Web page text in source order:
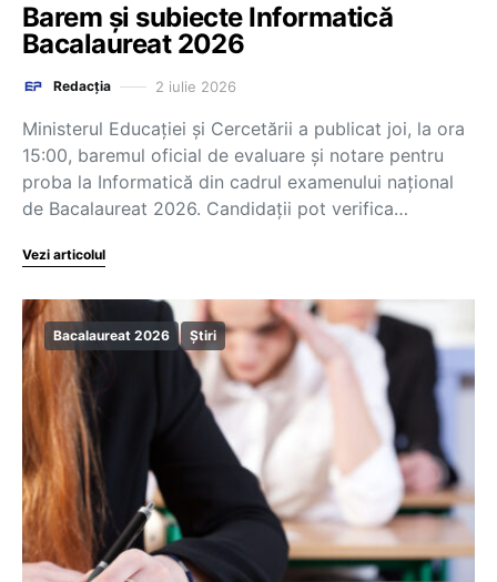
Barem și subiecte Informatică
Bacalaureat 2026
Redacția 2 iulie 2026
Ministerul Educației și Cercetării a publicat joi, la ora
15:00, baremul oficial de evaluare și notare pentru
proba la Informatică din cadrul examenului național
de Bacalaureat 2026. Candidații pot verifica…
Vezi articolul
Bacalaureat 2026 Știri